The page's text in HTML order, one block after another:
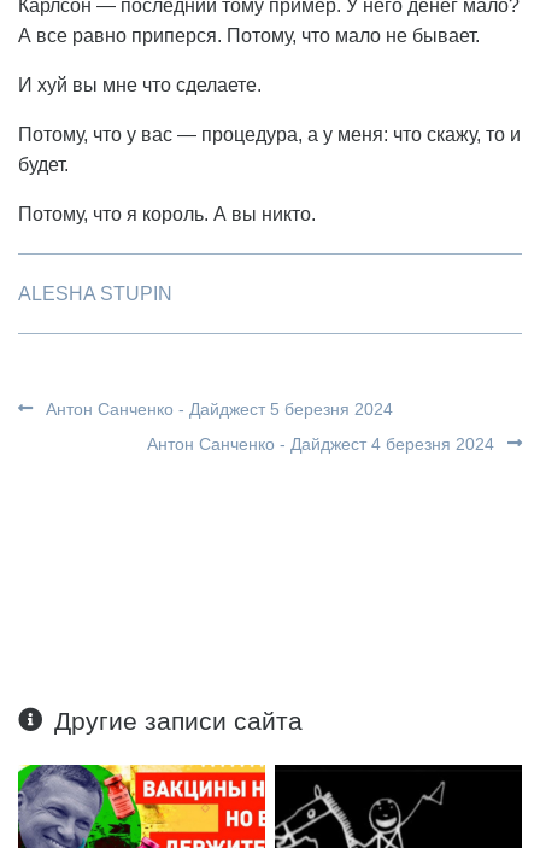
Карлсон — последний тому пример. У него денег мало?
А все равно приперся. Потому, что мало не бывает.
И хуй вы мне что сделаете.
Потому, что у вас — процедура, а у меня: что скажу, то и
будет.
Потому, что я король. А вы никто.
ALESHA STUPIN
Антон Санченко - Дайджест 5 березня 2024
Антон Санченко - Дайджест 4 березня 2024
Другие записи сайта